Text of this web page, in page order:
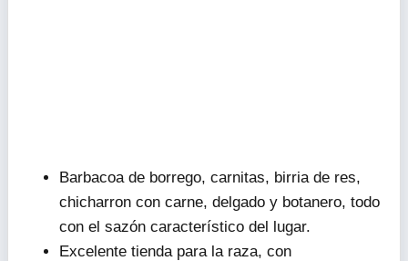
Barbacoa de borrego, carnitas, birria de res,
chicharron con carne, delgado y botanero, todo
con el sazón característico del lugar.
Excelente tienda para la raza, con